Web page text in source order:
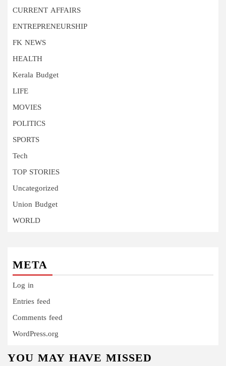
CURRENT AFFAIRS
ENTREPRENEURSHIP
FK NEWS
HEALTH
Kerala Budget
LIFE
MOVIES
POLITICS
SPORTS
Tech
TOP STORIES
Uncategorized
Union Budget
WORLD
META
Log in
Entries feed
Comments feed
WordPress.org
YOU MAY HAVE MISSED